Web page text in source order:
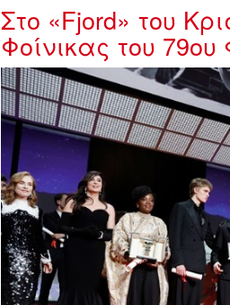
Στο «Fjord» του
Φοίνικας του
w24-